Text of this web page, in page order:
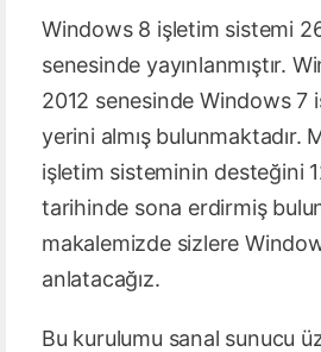
Windows 8 işletim sistemi
senesinde yayınlanmıştır.
2012 senesinde Windows 7
yerini almış bulunmaktadır.
işletim sisteminin desteğini
tarihinde sona erdirmiş
makalemizde sizlere
anlatacağız.
Bu kurulumu sanal sunucu